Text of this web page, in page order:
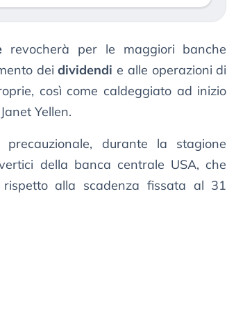
revocherà per le maggiori banche
deidividendi e alle operazioni di
così come caldeggiato ad inizio
Yellen.
durante la stagione
della banca centrale USA, che
rispetto alla scadenza fissata al 31